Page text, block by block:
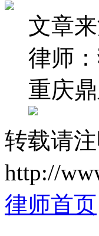
文章来
律师：
重庆
转载请
http://
律师首页